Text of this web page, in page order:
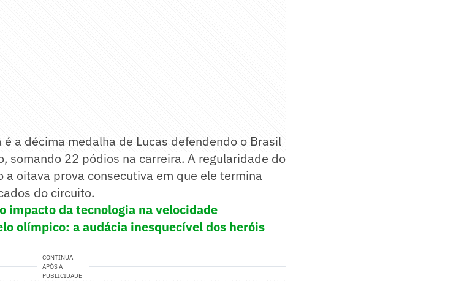
a décima medalha de Lucas defendendo o Brasil
somando 22 pódios na carreira. A regularidade do
oitava prova consecutiva em que ele termina
do circuito.
impacto da tecnologia na velocidade
olímpico: a audácia inesquecível dos heróis
CONTINUA
APÓS A
PUBLICIDADE